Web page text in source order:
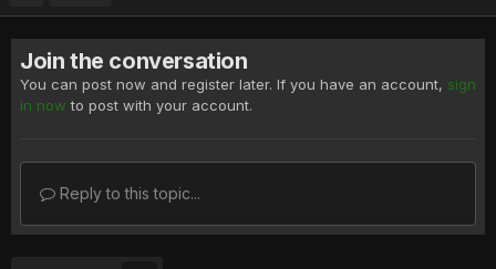
Join the conversation
You can post now and register later. If you have an account, sign
in now to post with your account.
Reply to this topic...